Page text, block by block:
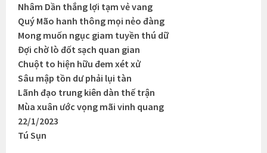
Nhâm Dần thắng lợi tạm vẻ vang
Quý Mão hanh thông mọi nẻo đàng
Mong muốn ngục giam tuyền thú dữ
Đợi chờ lò đốt sạch quan gian
Chuột to hiện hữu đem xét xử
Sâu mập tồn dư phải lụi tàn
Lãnh đạo trung kiên dàn thế trận
Mùa xuân ước vọng mãi vinh quang
22/1/2023
Tú Sụn